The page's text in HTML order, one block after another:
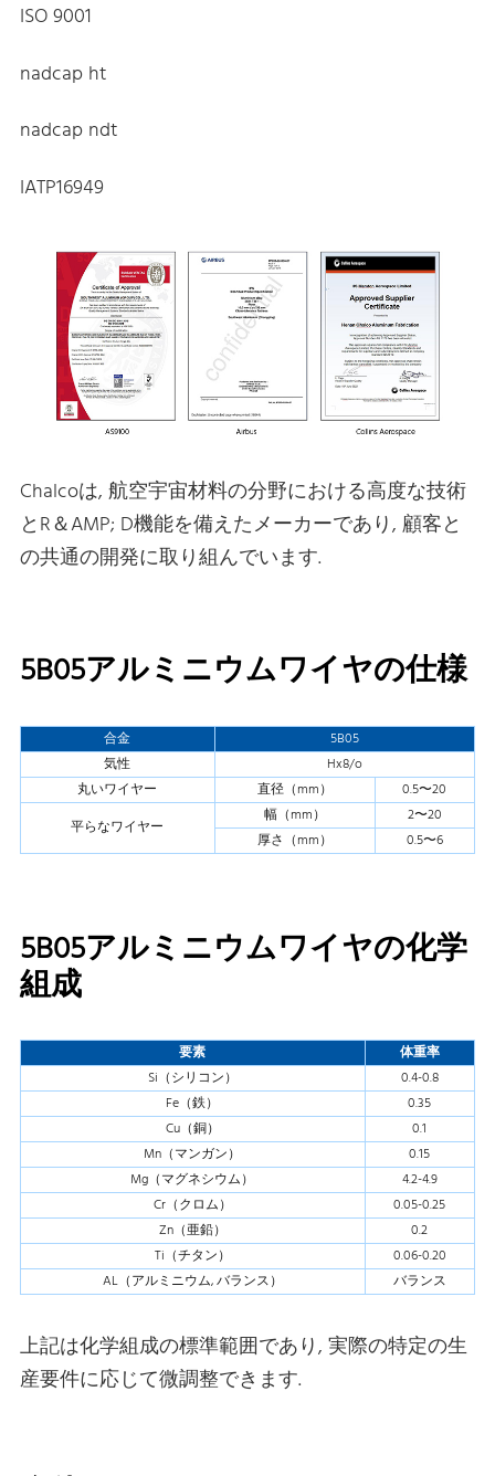
ISO 9001
nadcap ht
nadcap ndt
IATP16949
Chalcoは, 航空宇宙材料の分野における高度な技術
とR＆AMP; D機能を備えたメーカーであり, 顧客と
の共通の開発に取り組んでいます.
5B05アルミニウムワイヤの仕様
合金
5B05
気性
Hx8/o
丸いワイヤー
直径（mm）
0.5〜20
平らなワイヤー
幅（mm）
2〜20
厚さ（mm）
0.5〜6
5B05アルミニウムワイヤの化学
組成
要素
体重率
Si（シリコン）
0.4-0.8
Fe（鉄）
0.35
Cu（銅）
0.1
Mn（マンガン）
0.15
Mg（マグネシウム）
4.2-4.9
Cr（クロム）
0.05-0.25
Zn（亜鉛）
0.2
Ti（チタン）
0.06-0.20
AL（アルミニウム, バランス）
バランス
上記は化学組成の標準範囲であり, 実際の特定の生
産要件に応じて微調整できます.